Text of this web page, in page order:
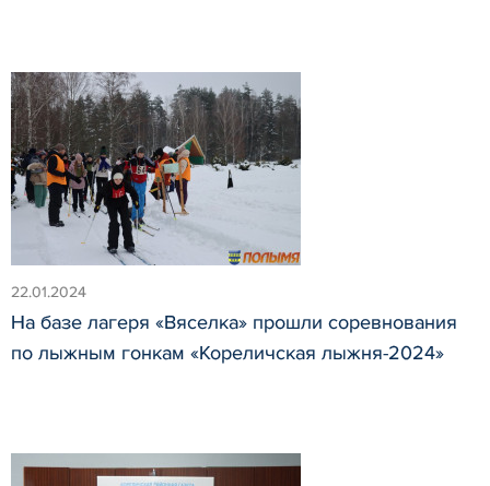
22.01.2024
На базе лагеря «Вяселка» прошли соревнования
по лыжным гонкам «Кореличская лыжня-2024»